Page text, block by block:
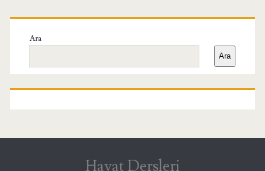
Birincil
Yan
Menü
Ara
Ara
Hayat Dersleri